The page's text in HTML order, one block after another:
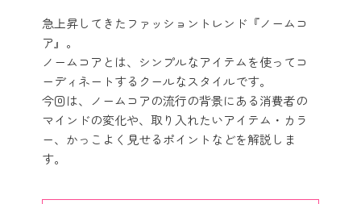
急上昇してきたファッショントレンド『ノームコ
ア』。
ノームコアとは、シンプルなアイテムを使ってコ
ーディネートするクールなスタイルです。
今回は、ノームコアの流行の背景にある消費者の
マインドの変化や、取り入れたいアイテム・カラ
ー、かっこよく見せるポイントなどを解説しま
す。